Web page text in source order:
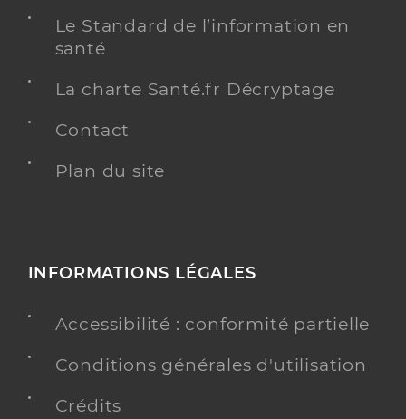
Le Standard de l’information en
santé
La charte Santé.fr Décryptage
Contact
Plan du site
INFORMATIONS LÉGALES
Accessibilité : conformité partielle
Conditions générales d'utilisation
Crédits